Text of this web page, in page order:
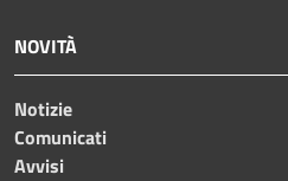
NOVITÀ
Notizie
Comunicati
Avvisi